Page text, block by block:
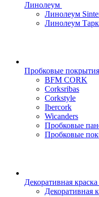
Линолеум
Линолеум
Линолеум
Пробковые
BFM CORK
Corksribas
Corkstyle
Ibercork
Wicanders
Пробковые
Пробковые
Декоративная краска
Декоративная